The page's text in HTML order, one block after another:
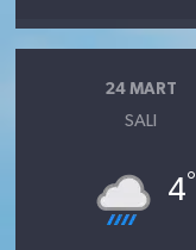
24 MART
SALI
4°